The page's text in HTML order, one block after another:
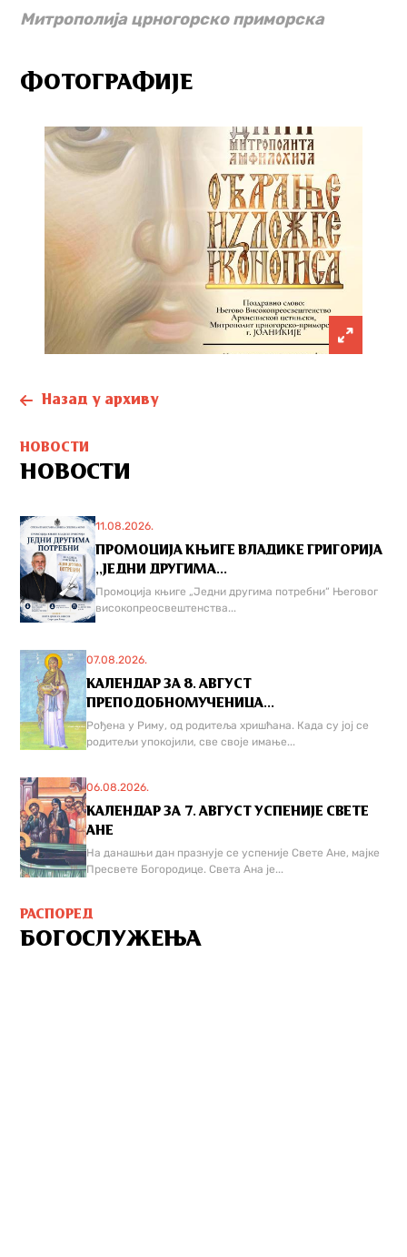
Митрополија црногорско приморска
ФОТОГРАФИЈЕ
Назад у архиву
НОВОСТИ
НОВОСТИ
11.08.2026.
ПРОМОЦИЈА КЊИГЕ ВЛАДИКЕ ГРИГОРИЈА
,,ЈЕДНИ ДРУГИМА...
Промоција књиге „Једни другима потребни“ Његовог
високопреосвештенства...
07.08.2026.
КАЛЕНДАР ЗА 8. АВГУСТ
ПРЕПОДОБНОМУЧЕНИЦА...
Рођена у Риму, од родитеља хришћана. Када су јој се
родитељи упокојили, све своје имање...
06.08.2026.
КАЛЕНДАР ЗА 7. АВГУСТ УСПЕНИЈЕ СВЕТЕ
АНЕ
На данашњи дан празнује се успеније Свете Ане, мајке
Пресвете Богородице. Света Ана је...
РАСПОРЕД
БОГОСЛУЖЕЊА